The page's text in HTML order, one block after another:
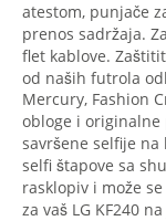
atestom, punjače
prenos sadržaja.
flet kablove.
od naših futrola
Mercury, Fashion
obloge i
savršene selfije
selfi štapove sa
rasklopiv i može
za vaš LG KF240